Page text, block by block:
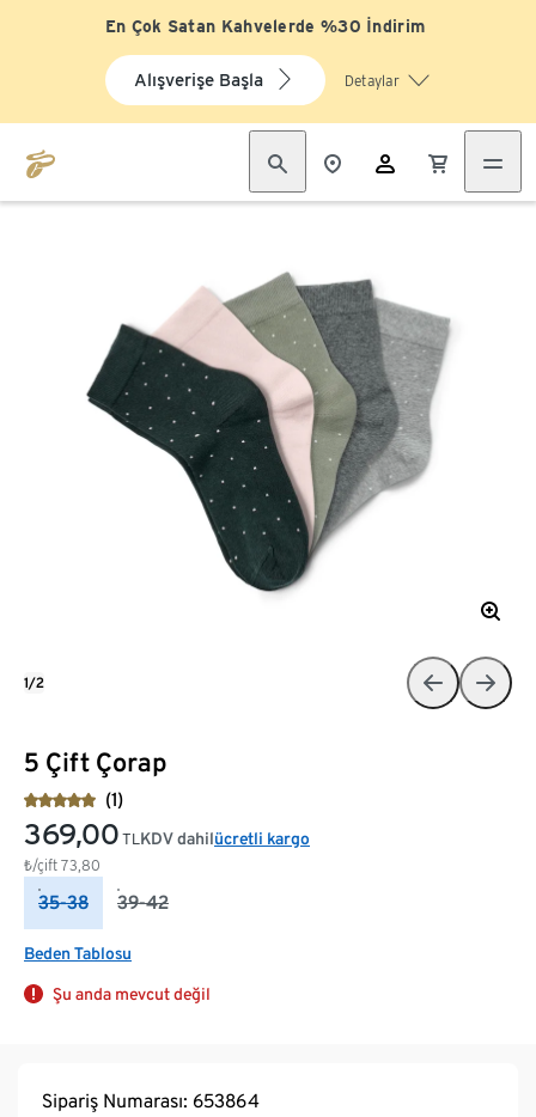
En Çok Satan Kahvelerde %30 İndirim
Alışverişe Başla Detaylar
5 Çift Çorap
(1)
369,00 TL
₺/çift 73,80
KDV dahilücretli kargo
35-38 39-42
Beden Tablosu
Şu anda mevcut değil
1/2
Sipariş Numarası: 653864